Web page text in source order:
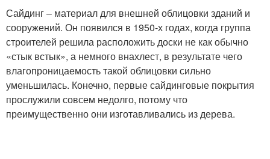
Сайдинг – материал для внешней облицовки зданий и
сооружений. Он появился в 1950-х годах, когда группа
строителей решила расположить доски не как обычно
«стык встык», а немного внахлест, в результате чего
влагопроницаемость такой облицовки сильно
уменьшилась. Конечно, первые сайдинговые покрытия
прослужили совсем недолго, потому что
преимущественно они изготавливались из дерева.